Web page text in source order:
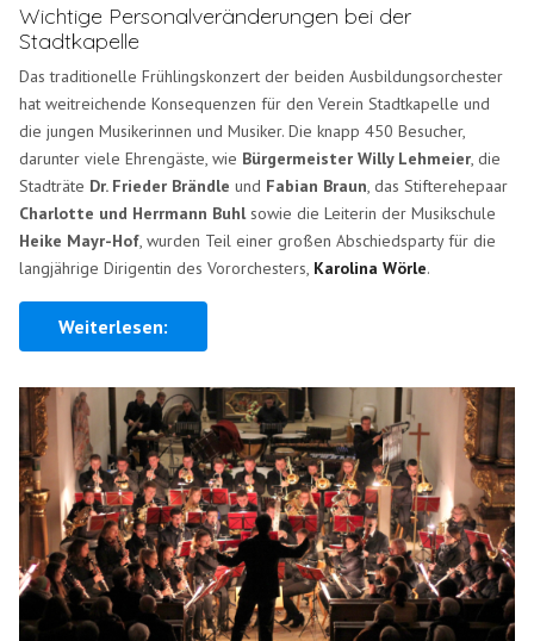
Wichtige Personalveränderungen bei der
Stadtkapelle
Das traditionelle Frühlingskonzert der beiden Ausbildungsorchester
hat weitreichende Konsequenzen für den Verein Stadtkapelle und
die jungen Musikerinnen und Musiker. Die knapp 450 Besucher,
darunter viele Ehrengäste, wie Bürgermeister Willy Lehmeier, die
Stadträte Dr. Frieder Brändle und Fabian Braun, das Stifterehepaar
Charlotte und Herrmann Buhlsowie die Leiterin der Musikschule
Heike Mayr-Hof, wurden Teil einer großen Abschiedsparty für die
langjährige Dirigentin des Vororchesters, Karolina Wörle.
Weiterlesen: